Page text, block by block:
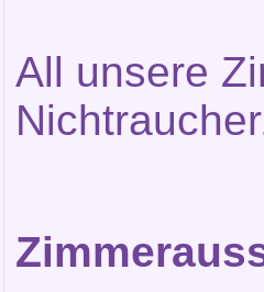
All unsere